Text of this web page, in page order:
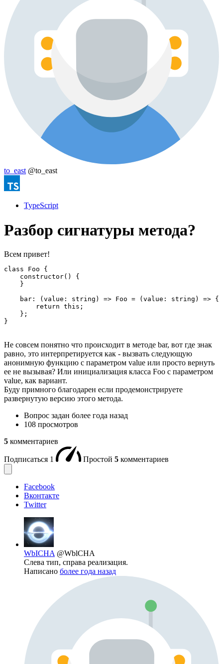
to_east @to_east
TypeScript
Разбор сигнатуры метода?
Всем привет!
class Foo {
    constructor() {
    }
    bar: (value: string) => Foo = (value: string) => {
        return this;
    };
}
Не совсем понятно что происходит в методе bar, вот где знак
равно, это интерпретируется как - вызвать следующую
анонимную функцию с параметром value или просто вернуть
ее не вызывая? Или инициализация класса Foo с параметром
value, как вариант.
Буду примного благодарен если продемонстрируете
развернутую версию этого метода.
Вопрос задан более года назад
108 просмотров
5 комментариев
Подписаться 1 Простой 5 комментариев
Facebook
Вконтакте
Twitter
WbICHA @WblCHA
Слева тип, справа реализация.
Написано более года назад